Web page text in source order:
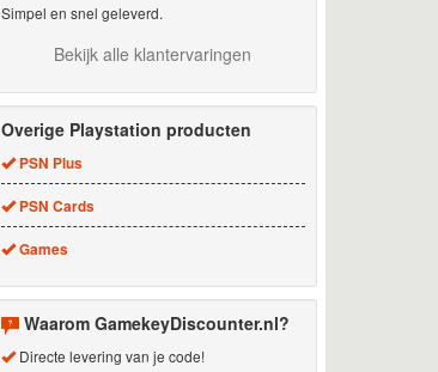
Simpel en snel geleverd.
Bekijk alle klantervaringen
Overige Playstation producten
PSN Plus
PSN Cards
Games
Waarom GamekeyDiscounter.nl?
Directe levering van je code!